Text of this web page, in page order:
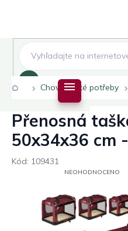
DomůChovatelské potřeby
Přenosná
50x34x36 cm
Kód: 109431
PRŮMĚRNÉNEOHODNOCENO